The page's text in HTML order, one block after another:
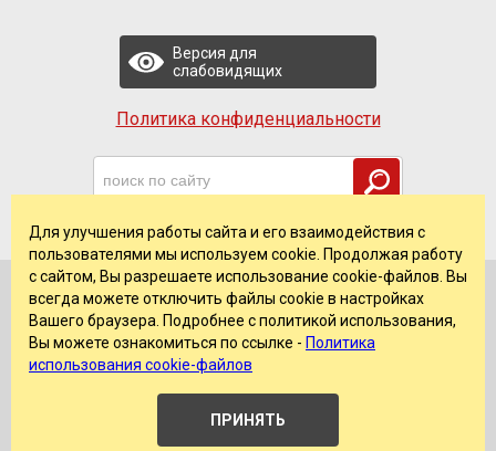
Версия для
слабовидящих
Политика конфиденциальности
© 2026 ГАУЗ ССМП г. Челябинска
Сделано вRedmedia
Для улучшения работы сайта и его взаимодействия с
пользователями мы используем cookie. Продолжая работу
с сайтом, Вы разрешаете использование cookie-файлов. Вы
всегда можете отключить файлы cookie в настройках
Вашего браузера. Подробнее с политикой использования,
Вы можете ознакомиться по ссылке - Политика
использования cookie-файлов
ПРИНЯТЬ